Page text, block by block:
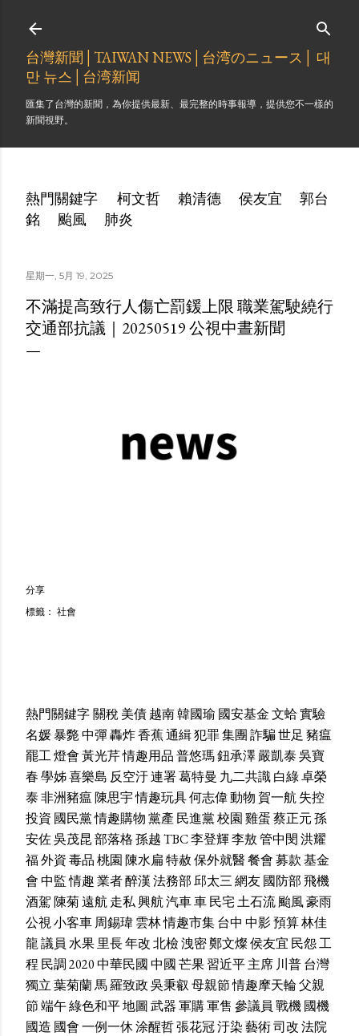
台灣新聞│TAIWAN NEWS│台湾のニュース│ 대
만 뉴스│台湾新闻
匯集了台灣的新聞，為你提供最新、最完整的時事報導，提供您不一樣的
新聞視野。
熱門關鍵字 柯文哲 賴清德 侯友宜
郭台
銘
颱風 肺炎
星期一, 5月 19, 2025
不滿提高致行人傷亡罰鍰上限 職業駕駛繞行
交通部抗議｜20250519 公視中晝新聞
分享
標籤： 社會
熱門關鍵字關稅美債越南韓國瑜 國安基金文蛤實驗
名媛暴斃中彈轟炸香蕉通緝犯罪集團詐騙世足 豬瘟
罷工燈會黃光芹情趣用品普悠瑪鈕承澤嚴凱泰吳寶
春學姊喜樂島 反空汙連署葛特曼 九二共識白綠卓榮
泰非洲豬瘟陳思宇情趣玩具何志偉動物賀一航失控
投資 國民黨情趣購物黨產 民進黨校園雞蛋蔡正元孫
安佐吳茂昆部落格孫越TBC李登輝李敖管中閔洪耀
福外資毒品桃園陳水扁特赦保外就醫餐會募款基金
會中監情趣業者醉漢法務部邱太三網友國防部飛機
酒駕陳菊遠航走私興航汽車車民宅土石流颱風豪雨
公視小客車周錫瑋雲林情趣市集台中 中影預算林佳
龍議員 水果里長年改北檢洩密鄭文燦侯友宜 民怨工
程 民調2020中華民國中國芒果習近平主席 川普台灣
獨立葉菊蘭馬羅致政吳秉叡母親節情趣摩天輪父親
節端午綠色和平地圖武器軍購軍售 參議員 戰機國機
國造 國會一例一休涂醒哲張花冠汙染藝術司改法院